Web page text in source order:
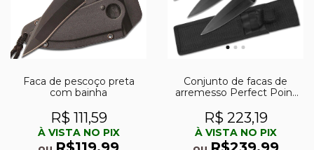
Faca de pescoço preta
com bainha
R$ 111,59
À VISTA NO PIX
Conjunto de facas de
arremesso Perfect Point
R$ 223,19
À VISTA NO PIX